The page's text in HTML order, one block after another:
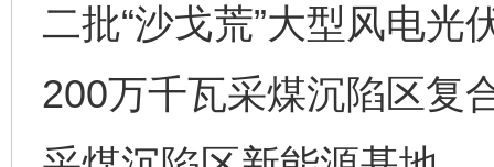
二批“沙戈荒”大型风电
200万千瓦采煤沉陷区复